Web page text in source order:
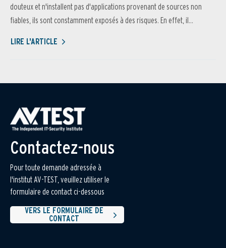
douteux et n'installent pas d'applications provenant de sources non
fiables, ils sont constamment exposés à des risques. En effet, il...
LIRE L'ARTICLE
Contactez-nous
Pour toute demande adressée à
l'institut AV-TEST, veuillez utiliser le
formulaire de contact ci-dessous
VERS LE FORMULAIRE DE
CONTACT